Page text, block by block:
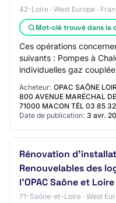
42-Loire · West Europe ·
Mot-clé trouvé dans la
Ces opérations
suivants : Pompes à
individuelles gaz
chauffe eau solaires
Acheteur: OPAC SAÔNE
800 AVENUE MARÉCHAL
71000 MACON TÉL 03 85
Date de publication: 3 avr.
Rénovation
Renouvelables des
l'OPAC Saône et Loire
71-Saône-et-Loire · West